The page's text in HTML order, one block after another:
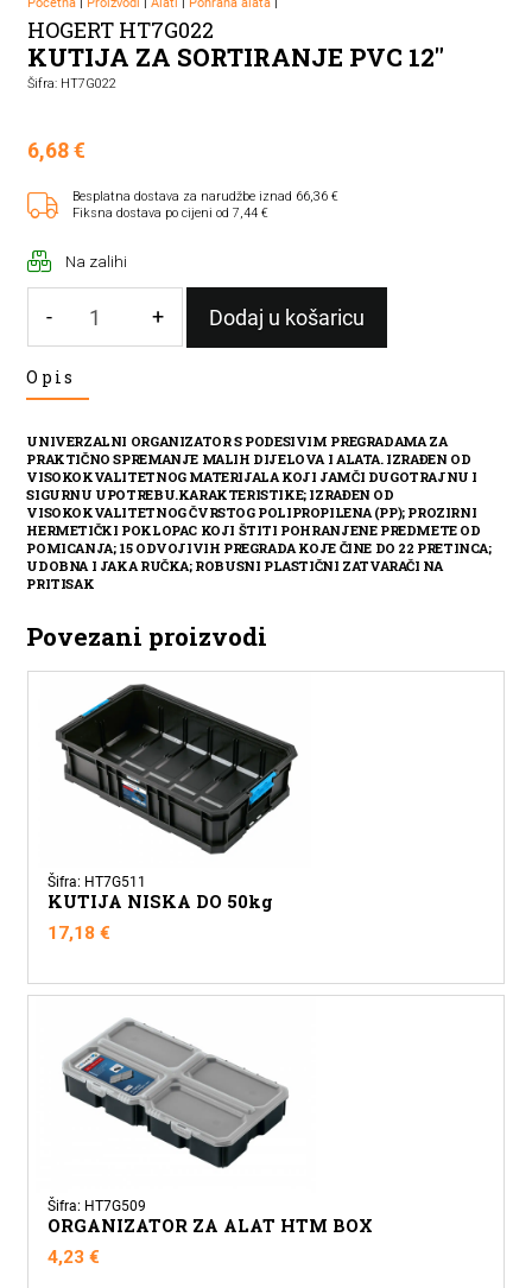
HOGERT HT7G022
KUTIJA ZA SORTIRANJE PVC 12"
Šifra: HT7G022
6,68€
Besplatna dostava za narudžbe iznad 66,36 €
Fiksna dostava po cijeni od 7,44 €
Na zalihi
-
ZA
PVC
12"
količina
+ Dodaj u košaricu
Opis
UNIVERZALNI ORGANIZATOR S PODESIVIM PREGRADAMA ZA
PRAKTIČNO SPREMANJE MALIH DIJELOVA I ALATA. IZRAĐEN OD
VISOKOKVALITETNOG MATERIJALA KOJI JAMČI DUGOTRAJNU I
SIGURNU UPOTREBU.KARAKTERISTIKE; IZRAĐEN OD
VISOKOKVALITETNOG ČVRSTOG POLIPROPILENA (PP); PROZIRNI
HERMETIČKI POKLOPAC KOJI ŠTITI POHRANJENE PREDMETE OD
POMICANJA; 15 ODVOJIVIH PREGRADA KOJE ČINE DO 22 PRETINCA;
UDOBNA I JAKA RUČKA; ROBUSNI PLASTIČNI ZATVARAČI NA
PRITISAK
Povezani proizvodi
Šifra: HT7G511
KUTIJA NISKA DO 50kg
17,18€
Šifra: HT7G509
ORGANIZATOR ZA ALAT HTM BOX
4,23€